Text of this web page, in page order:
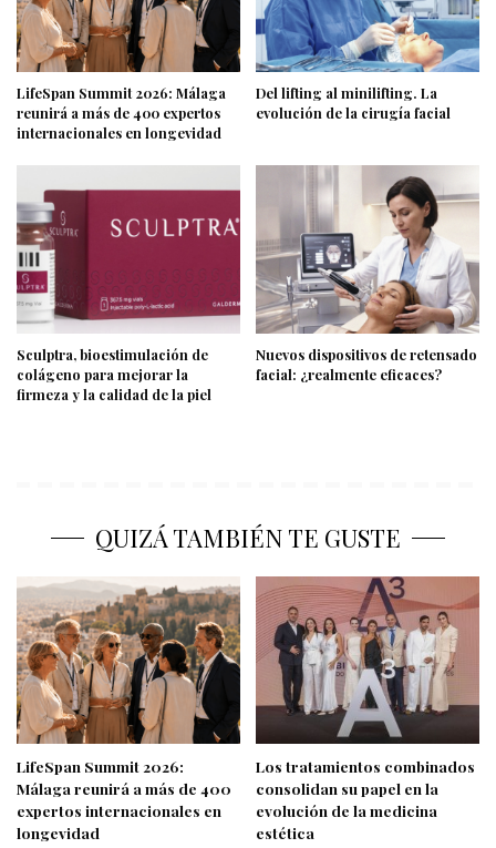
LifeSpan Summit 2026: Málaga
reunirá a más de 400 expertos
internacionales en longevidad
Del lifting al minilifting. La
evolución de la cirugía facial
Sculptra, bioestimulación de
colágeno para mejorar la
firmeza y la calidad de la piel
Nuevos dispositivos de retensado
facial: ¿realmente eficaces?
QUIZÁ TAMBIÉN TE GUSTE
LifeSpan Summit 2026:
Málaga reunirá a más de 400
expertos internacionales en
longevidad
Los tratamientos combinados
consolidan su papel en la
evolución de la medicina
estética